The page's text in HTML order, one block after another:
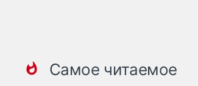
Самое читаемое